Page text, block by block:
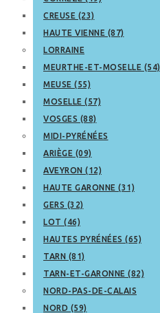
CREUSE (23)
HAUTE VIENNE (87)
LORRAINE
MEURTHE-ET-MOSELLE (54)
MEUSE (55)
MOSELLE (57)
VOSGES (88)
MIDI-PYRÉNÉES
ARIÈGE (09)
AVEYRON (12)
HAUTE GARONNE (31)
GERS (32)
LOT (46)
HAUTES PYRÉNÉES (65)
TARN (81)
TARN-ET-GARONNE (82)
NORD-PAS-DE-CALAIS
NORD (59)